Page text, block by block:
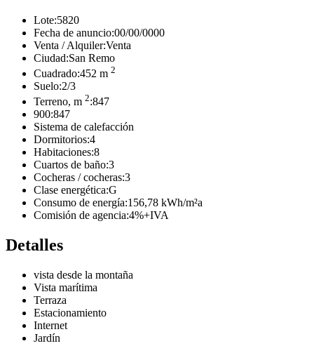
Lote:5820
Fecha de anuncio:00/00/0000
Venta / Alquiler:Venta
Ciudad:San Remo
Cuadrado:452 m 2
Suelo:2/3
Terreno, m 2:847
900:847
Sistema de calefacción
Dormitorios:4
Habitaciones:8
Cuartos de baño:3
Cocheras / cocheras:3
Clase energética:G
Consumo de energía:156,78 kWh/m²a
Comisión de agencia:4%+IVA
Detalles
vista desde la montaña
Vista marítima
Terraza
Estacionamiento
Internet
Jardín